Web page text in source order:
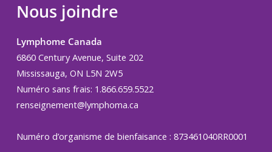
Nous joindre
Lymphome Canada
6860 Century Avenue, Suite 202
Mississauga, ON L5N 2W5
Numéro sans frais: 1.866.659.5522
renseignement@lymphoma.ca
Numéro d’organisme de bienfaisance : 873461040RR0001